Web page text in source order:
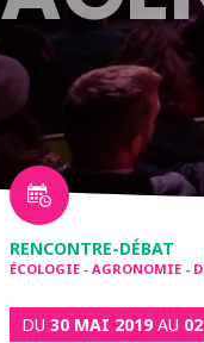
RENCONTRE-DÉBAT
ÉCOLOGIE - AGRONOMIE -
DU 30 MAI 2019AU